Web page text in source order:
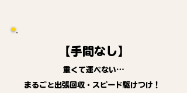
【手間なし】
重くて運べない…
まるごと出張回収・スピード駆けつけ！